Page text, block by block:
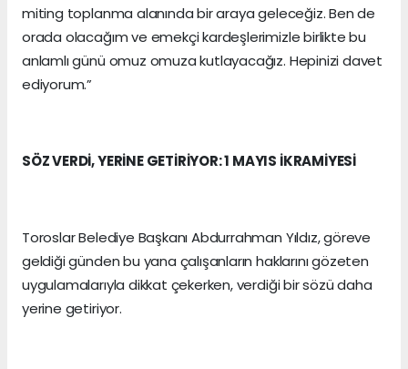
miting toplanma alanında bir araya geleceğiz. Ben de
orada olacağım ve emekçi kardeşlerimizle birlikte bu
anlamlı günü omuz omuza kutlayacağız. Hepinizi davet
ediyorum.”
SÖZ VERDİ, YERİNE GETİRİYOR: 1 MAYIS İKRAMİYESİ
Toroslar Belediye Başkanı Abdurrahman Yıldız, göreve
geldiği günden bu yana çalışanların haklarını gözeten
uygulamalarıyla dikkat çekerken, verdiği bir sözü daha
yerine getiriyor.